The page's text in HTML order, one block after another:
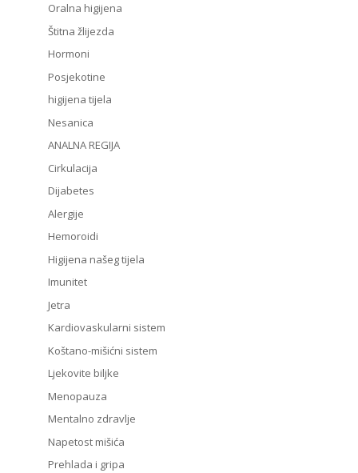
Oralna higijena
Štitna žlijezda
Hormoni
Posjekotine
higijena tijela
Nesanica
ANALNA REGIJA
Cirkulacija
Dijabetes
Alergije
Hemoroidi
Higijena našeg tijela
Imunitet
Jetra
Kardiovaskularni sistem
Koštano-mišićni sistem
Ljekovite biljke
Menopauza
Mentalno zdravlje
Napetost mišića
Prehlada i gripa